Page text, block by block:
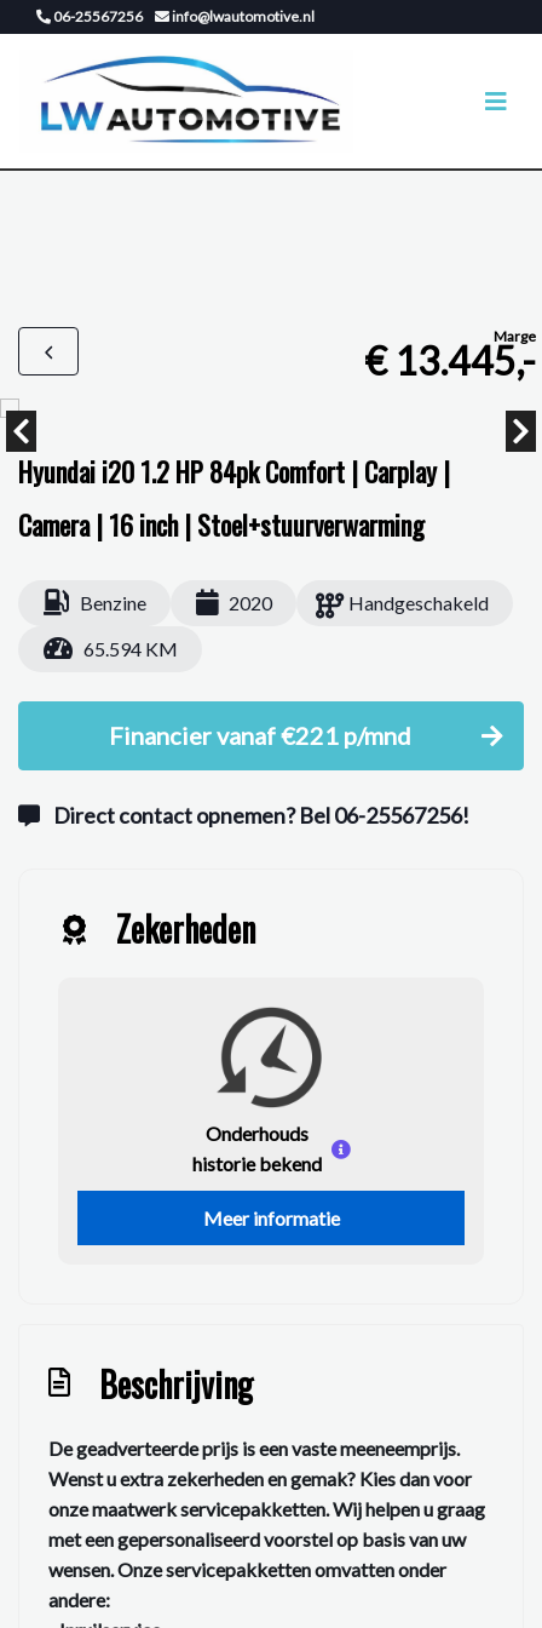
06-25567256 info@lwautomotive.nl
Marge
€ 13.445,-
Hyundai i20 1.2 HP 84pk Comfort | Carplay |
Camera | 16 inch | Stoel+stuurverwarming
Benzine 2020
Handgeschakeld
65.594 KM
Financier vanaf €221 p/mnd
Direct contact opnemen? Bel 06-25567256!
Zekerheden
Onderhouds
historie bekend
Meer informatie
Beschrijving
De geadverteerde prijs is een vaste meeneemprijs.
Wenst u extra zekerheden en gemak? Kies dan voor
onze maatwerk servicepakketten. Wij helpen u graag
met een gepersonaliseerd voorstel op basis van uw
wensen. Onze servicepakketten omvatten onder
andere: